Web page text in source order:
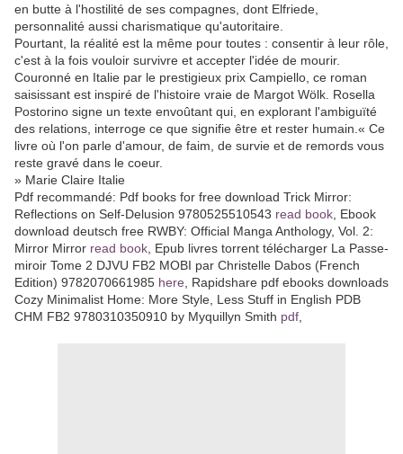
en butte à l'hostilité de ses compagnes, dont Elfriede,
personnalité aussi charismatique qu'autoritaire.
Pourtant, la réalité est la même pour toutes : consentir à leur rôle,
c'est à la fois vouloir survivre et accepter l'idée de mourir.
Couronné en Italie par le prestigieux prix Campiello, ce roman
saisissant est inspiré de l'histoire vraie de Margot Wölk. Rosella
Postorino signe un texte envoûtant qui, en explorant l'ambiguïté
des relations, interroge ce que signifie être et rester humain.« Ce
livre où l'on parle d'amour, de faim, de survie et de remords vous
reste gravé dans le coeur.
» Marie Claire Italie
Pdf recommandé: Pdf books for free download Trick Mirror:
Reflections on Self-Delusion 9780525510543 read book , Ebook
download deutsch free RWBY: Official Manga Anthology, Vol. 2:
Mirror Mirror read book , Epub livres torrent télécharger La Passe-
miroir Tome 2 DJVU FB2 MOBI par Christelle Dabos (French
Edition) 9782070661985 here , Rapidshare pdf ebooks downloads
Cozy Minimalist Home: More Style, Less Stuff in English PDB
CHM FB2 9780310350910 by Myquillyn Smith pdf